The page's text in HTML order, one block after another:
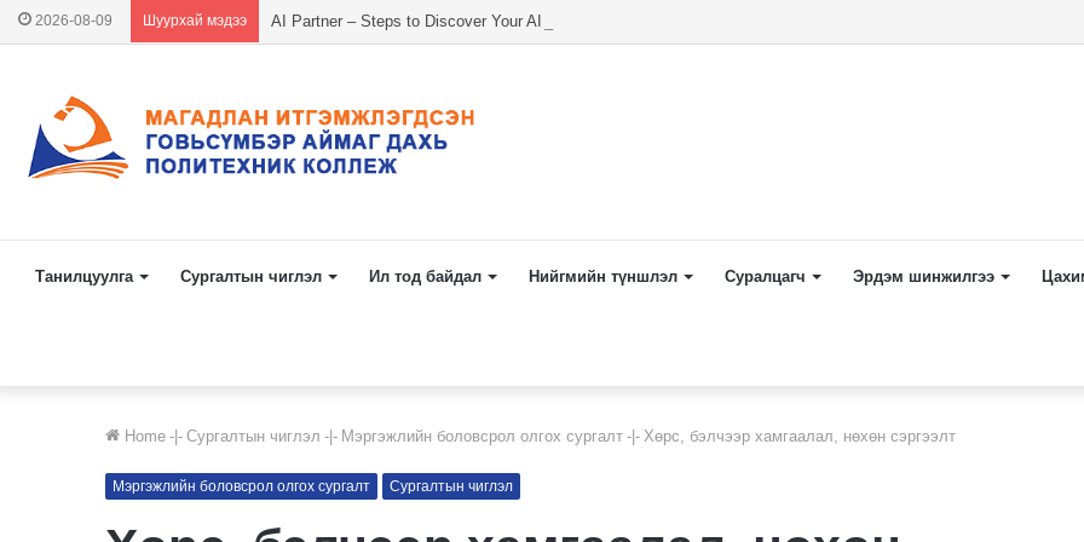
2026-08-09 Шуурхай мэдээ In First Month as Governor, Abigail Spanberger Kicks Up Heat From the Right The New York Times
Танилцуулга Сургалтын чиглэл Ил тод байдал Нийгмийн түншлэл Суралцагч Эрдэм шинжилгээ
Home -|- Сургалтын чиглэл -|- Мэргэжлийн боловсрол олгох сургалт -|- Хөрс, бэлчээр хамгаалал, нөхөн сэргээлт
Мэргэжлийн боловсрол олгох сургалт Сургалтын чиглэл